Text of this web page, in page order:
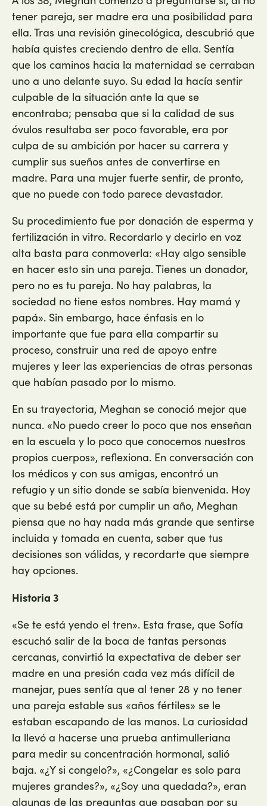
tener pareja, ser madre era una posibilidad para
ella. Tras una revisión ginecológica, descubrió que
había quistes creciendo dentro de ella. Sentía
que los caminos hacia la maternidad se cerraban
uno a uno delante suyo. Su edad la hacía sentir
culpable de la situación ante la que se
encontraba; pensaba que si la calidad de sus
óvulos resultaba ser poco favorable, era por
culpa de su ambición por hacer su carrera y
cumplir sus sueños antes de convertirse en
madre. Para una mujer fuerte sentir, de pronto,
que no puede con todo parece devastador.
Su procedimiento fue por donación de esperma y
fertilización in vitro. Recordarlo y decirlo en voz
alta basta para conmoverla: «Hay algo sensible
en hacer esto sin una pareja. Tienes un donador,
pero no es tu pareja. No hay palabras, la
sociedad no tiene estos nombres. Hay mamá y
papá». Sin embargo, hace énfasis en lo
importante que fue para ella compartir su
proceso, construir una red de apoyo entre
mujeres y leer las experiencias de otras personas
que habían pasado por lo mismo.
En su trayectoria, Meghan se conoció mejor que
nunca. «No puedo creer lo poco que nos enseñan
en la escuela y lo poco que conocemos nuestros
propios cuerpos», reflexiona. En conversación con
los médicos y con sus amigas, encontró un
refugio y un sitio donde se sabía bienvenida. Hoy
que su bebé está por cumplir un año, Meghan
piensa que no hay nada más grande que sentirse
incluida y tomada en cuenta, saber que tus
decisiones son válidas, y recordarte que siempre
hay opciones.
Historia 3
«Se te está yendo el tren». Esta frase, que Sofía
escuchó salir de la boca de tantas personas
cercanas, convirtió la expectativa de deber ser
madre en una presión cada vez más difícil de
manejar, pues sentía que al tener 28 y no tener
una pareja estable sus «años fértiles» se le
estaban escapando de las manos. La curiosidad
la llevó a hacerse una prueba antimulleriana
para medir su concentración hormonal, salió
baja. «¿Y si congelo?», «¿Congelar es solo para
mujeres grandes?», «¿Soy una quedada?», eran
algunas de las preguntas que pasaban por su